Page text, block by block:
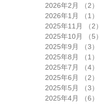
2026年2月
（2）
2026年1月
（1）
2025年11月
（2）
2025年10月
（5）
2025年9月
（3）
2025年8月
（1）
2025年7月
（4）
2025年6月
（2）
2025年5月
（3）
2025年4月
（6）